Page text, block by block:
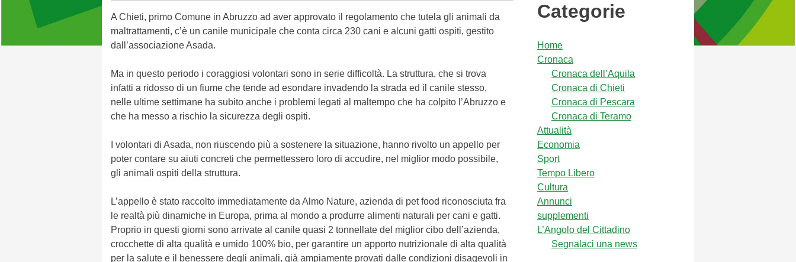
A Chieti, primo Comune in Abruzzo ad aver approvato il regolamento che tutela gli animali da
maltrattamenti, c’è un canile municipale che conta circa 230 cani e alcuni gatti ospiti, gestito
dall’associazione Asada.
Ma in questo periodo i coraggiosi volontari sono in serie difficoltà. La struttura, che si trova
infatti a ridosso di un fiume che tende ad esondare invadendo la strada ed il canile stesso,
nelle ultime settimane ha subito anche i problemi legati al maltempo che ha colpito l’Abruzzo e
che ha messo a rischio la sicurezza degli ospiti.
I volontari di Asada, non riuscendo più a sostenere la situazione, hanno rivolto un appello per
poter contare su aiuti concreti che permettessero loro di accudire, nel miglior modo possibile,
gli animali ospiti della struttura.
L’appello è stato raccolto immediatamente da Almo Nature, azienda di pet food riconosciuta fra
le realtà più dinamiche in Europa, prima al mondo a produrre alimenti naturali per cani e gatti.
Proprio in questi giorni sono arrivate al canile quasi 2 tonnellate del miglior cibo dell’azienda,
crocchette di alta qualità e umido 100% bio, per garantire un apporto nutrizionale di alta qualità
per la salute e il benessere degli animali, già ampiamente provati dalle condizioni disagevoli in
Categorie
Home
Cronaca
Cronaca dell’Aquila
Cronaca di Chieti
Cronaca di Pescara
Cronaca di Teramo
Attualità
Economia
Sport
Tempo Libero
Cultura
Annunci
supplementi
L’Angolo del Cittadino
Segnalaci una news